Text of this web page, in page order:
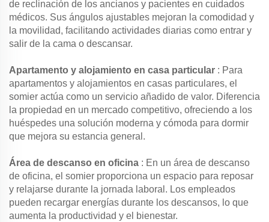
de reclinación de los ancianos y pacientes en cuidados
médicos. Sus ángulos ajustables mejoran la comodidad y
la movilidad, facilitando actividades diarias como entrar y
salir de la cama o descansar.
Apartamento y alojamiento en casa particular : Para
apartamentos y alojamientos en casas particulares, el
somier actúa como un servicio añadido de valor. Diferencia
la propiedad en un mercado competitivo, ofreciendo a los
huéspedes una solución moderna y cómoda para dormir
que mejora su estancia general.
Área de descanso en oficina : En un área de descanso
de oficina, el somier proporciona un espacio para reposar
y relajarse durante la jornada laboral. Los empleados
pueden recargar energías durante los descansos, lo que
aumenta la productividad y el bienestar.